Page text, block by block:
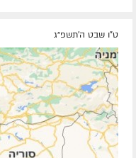
ט"ו שבט ה׳תשפ״ג